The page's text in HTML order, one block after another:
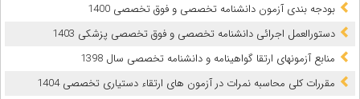
بودجه بندی آزمون دانشنامه تخصصی و فوق تخصصی 1400
دستورالعمل اجرائی دانشنامه تخصصی و فوق تخصصی پزشکی 1403
منابع آزمونهای ارتقا گواهینامه و دانشنامه تخصصی سال 1398
مقررات کلی محاسبه نمرات در آزمون های ارتقاء دستیاری تخصصی 1404